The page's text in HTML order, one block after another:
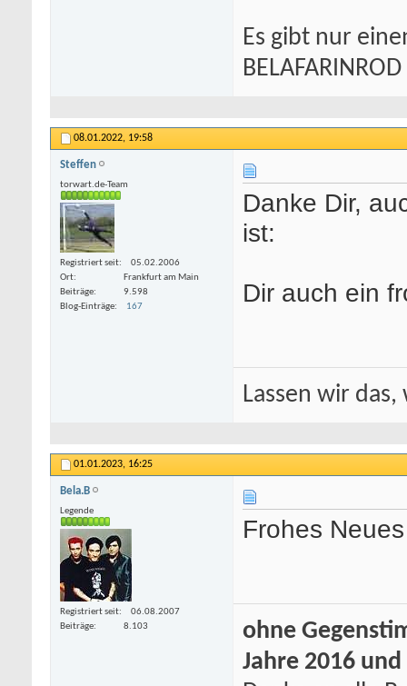
Es gibt nur
BELAFARINROD
08.01.2022, 19:58
Steffen
torwart.de-Team
Registriert seit
05.02.2006
Ort
Frankfurt am Main
Beiträge
9.598
Blog-Einträge
167
Danke Dir,
ist:
Dir auch ein
Lassen wir
01.01.2023, 16:25
Bela.B
Legende
Registriert seit
06.08.2007
Beiträge
8.103
Frohes
ohne
Jahre 2016 und